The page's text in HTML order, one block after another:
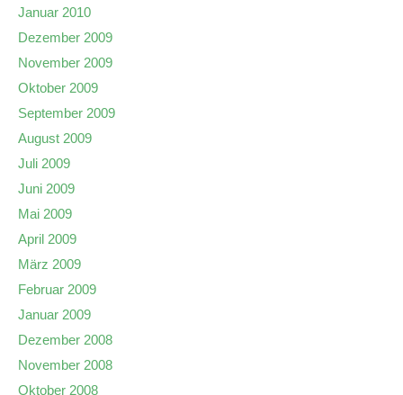
Januar 2010
Dezember 2009
November 2009
Oktober 2009
September 2009
August 2009
Juli 2009
Juni 2009
Mai 2009
April 2009
März 2009
Februar 2009
Januar 2009
Dezember 2008
November 2008
Oktober 2008